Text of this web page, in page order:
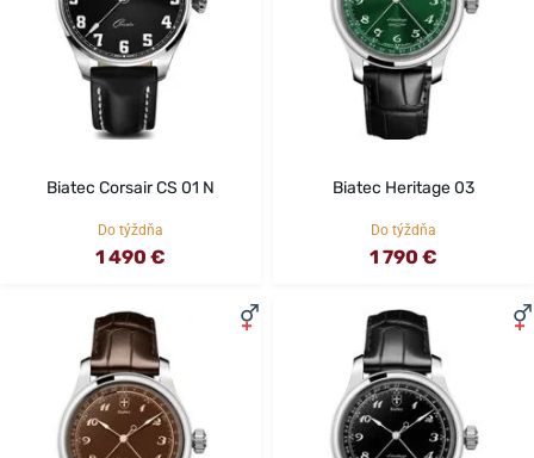
Biatec Corsair CS 01 N
Do týždňa
1 490 €
Biatec Heritage 03
Do týždňa
1 790 €